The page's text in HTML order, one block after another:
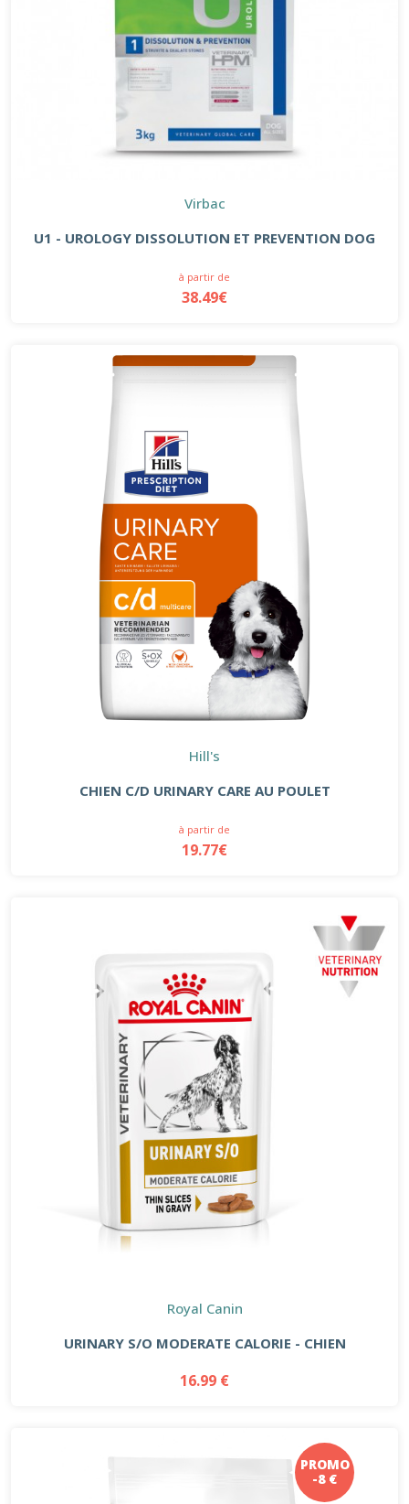
Virbac
U1 - UROLOGY DISSOLUTION ET PREVENTION DOG
à partir de
38.49€
Hill's
CHIEN C/D URINARY CARE AU POULET
à partir de
19.77€
Royal Canin
URINARY S/O MODERATE CALORIE - CHIEN
16.99 €
PROMO
-8 €